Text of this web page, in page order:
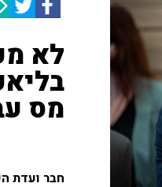
לא
מס
חבר ועדת